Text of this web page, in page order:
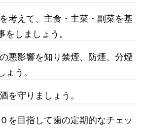
考えて、主食・主菜・副菜を基
をしましょう。
悪影響を知り禁煙、防煙、分煙
ょう。
を守りましょう。
を目指して歯の定期的なチェッ